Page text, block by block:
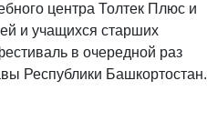
центра Толтек Плюс и
и учащихся старших
в очередной раз
Республики Башкортостан.